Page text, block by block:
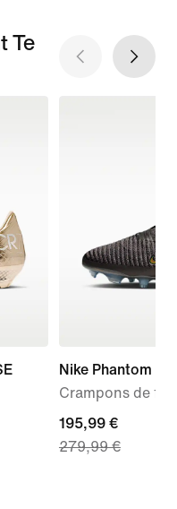
Te
Nike Phantom 6
Crampons de
current
price
195,99 €
279,99 €